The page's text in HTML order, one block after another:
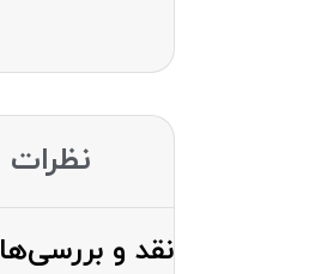
نظرات
نقد و بررسی‌ها